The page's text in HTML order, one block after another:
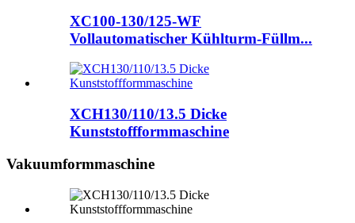
XC100-130/125-WF
Vollautomatischer Kühlturm-Füllm...
XCH130/110/13.5 Dicke
Kunststoffformmaschine
Vakuumformmaschine